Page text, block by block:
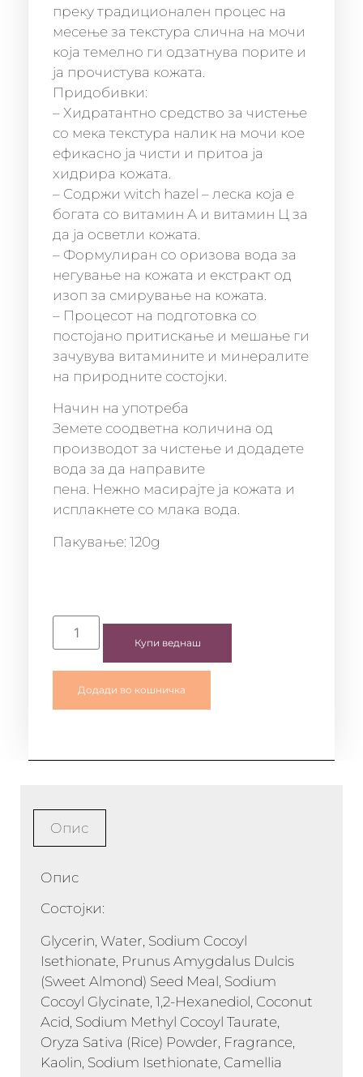
преку традиционален процес на
месење за текстура слична на мочи
која темелно ги одзатнува порите и
ја прочистува кожата.
Придобивки:
– Хидратантно средство за чистење
со мека текстура налик на мочи кое
ефикасно ја чисти и притоа ја
хидрира кожата.
– Содржи witch hazel – леска која е
богата со витамин А и витамин Ц за
да ја осветли кожата.
– Формулиран со оризова вода за
негување на кожата и екстракт од
изоп за смирување на кожата.
– Процесот на подготовка со
постојано притискање и мешање ги
зачувува витамините и минералите
на природните состојки.
Начин на употреба
Земете соодветна количина од
производот за чистење и додадете
вода за да направите
пена. Нежно масирајте ја кожата и
исплакнете со млака вода.
Пакување: 120g
Купи веднаш
Додади во кошничка
Опис
Опис
Состојки:
Glycerin, Water, Sodium Cocoyl
Isethionate, Prunus Amygdalus Dulcis
(Sweet Almond) Seed Meal, Sodium
Cocoyl Glycinate, 1,2-Hexanediol, Coconut
Acid, Sodium Methyl Cocoyl Taurate,
Oryza Sativa (Rice) Powder, Fragrance,
Kaolin, Sodium Isethionate, Camellia